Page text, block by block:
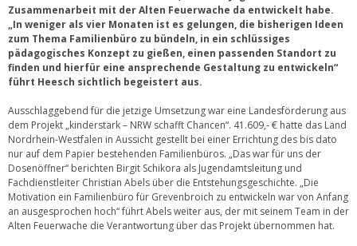
Zusammenarbeit mit der Alten Feuerwache da entwickelt habe.
„In weniger als vier Monaten ist es gelungen, die bisherigen Ideen
zum Thema Familienbüro zu bündeln, in ein schlüssiges
pädagogisches Konzept zu gießen, einen passenden Standort zu
finden und hierfür eine ansprechende Gestaltung zu entwickeln“
führt Heesch sichtlich begeistert aus.
Ausschlaggebend für die jetzige Umsetzung war eine Landesförderung aus
dem Projekt „kinderstark – NRW schafft Chancen“. 41.609,- € hatte das Land
Nordrhein-Westfalen in Aussicht gestellt bei einer Errichtung des bis dato
nur auf dem Papier bestehenden Familienbüros. „Das war für uns der
Dosenöffner“ berichten Birgit Schikora als Jugendamtsleitung und
Fachdienstleiter Christian Abels über die Entstehungsgeschichte. „Die
Motivation ein Familienbüro für Grevenbroich zu entwickeln war von Anfang
an ausgesprochen hoch“ führt Abels weiter aus, der mit seinem Team in der
Alten Feuerwache die Verantwortung über das Projekt übernommen hat.